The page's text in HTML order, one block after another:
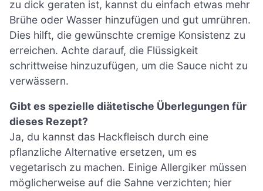
zu dick geraten ist, kannst du einfach etwas mehr
Brühe oder Wasser hinzufügen und gut umrühren.
Dies hilft, die gewünschte cremige Konsistenz zu
erreichen. Achte darauf, die Flüssigkeit
schrittweise hinzuzufügen, um die Sauce nicht zu
verwässern.
Gibt es spezielle diätetische Überlegungen für
dieses Rezept?
Ja, du kannst das Hackfleisch durch eine
pflanzliche Alternative ersetzen, um es
vegetarisch zu machen. Einige Allergiker müssen
möglicherweise auf die Sahne verzichten; hier